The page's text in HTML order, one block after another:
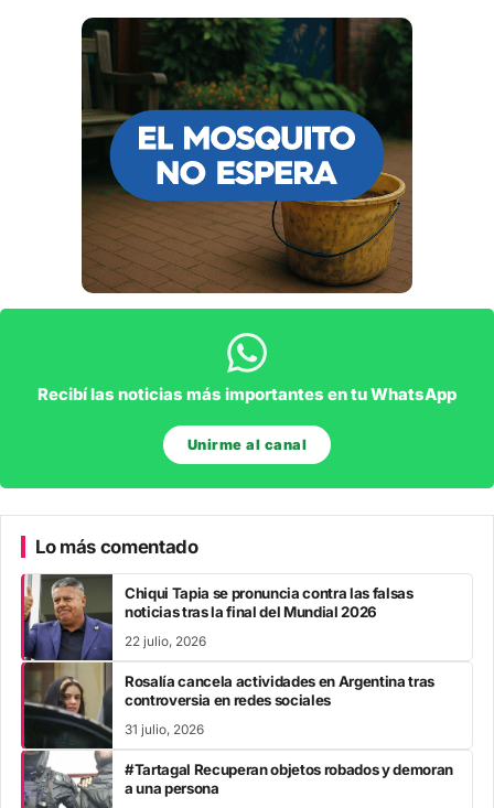
Recibí las noticias más importantes en tu WhatsApp
Unirme al canal
Lo más comentado
Chiqui Tapia se pronuncia contra las falsas
noticias tras la final del Mundial 2026
22 julio, 2026
Rosalía cancela actividades en Argentina tras
controversia en redes sociales
31 julio, 2026
#Tartagal Recuperan objetos robados y demoran
a una persona